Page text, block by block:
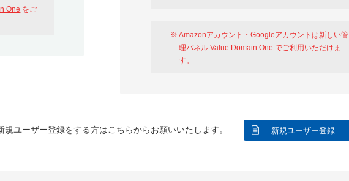
One をご
Amazonアカウント・Googleアカウントは新しい管
理パネルValue Domain One でご利用いただけま
す。
ユーザー登録をする方はこちらからお願いいたします。 新規ユーザー登録